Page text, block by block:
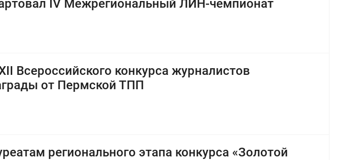
IV Межрегиональный ЛИН-чемпионат
Всероссийского конкурса журналистов
от Пермской ТПП
регионального этапа конкурса «Золотой